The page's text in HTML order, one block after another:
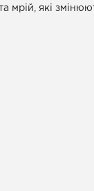
та мрій, які